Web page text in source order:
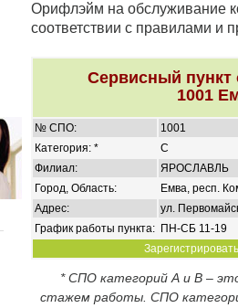
Орифлэйм на обслуживание
соответствии с правилами и
Сервисный
1001
№ СПО:
1001
Категория: *
C
Филиал:
ЯРОСЛАВЛЬ
Город, Область:
Емва, респ.
Адрес:
ул.
График работы пункта: ПН-СБ 11-19
* СПО категорий А и В –
стажем работы. СПО